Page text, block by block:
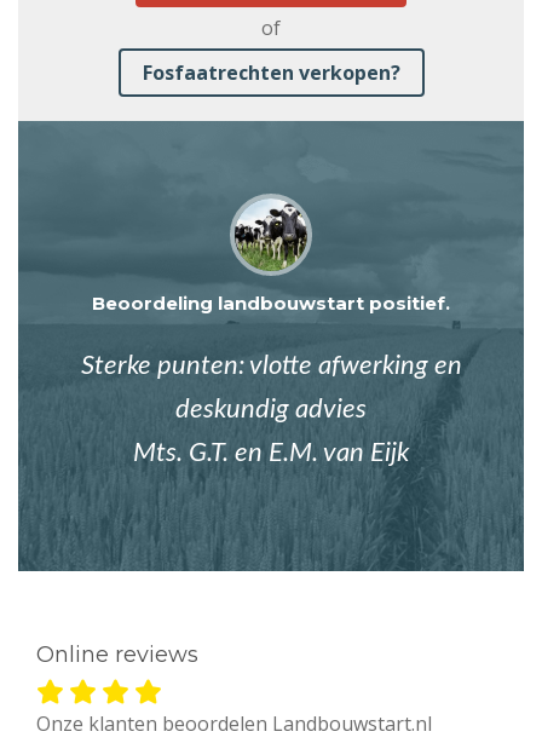
of
Fosfaatrechten verkopen?
Beoordeling landbouwstart positief.
Sterke punten: vlotte afwerking en
deskundig advies
Mts. G.T. en E.M. van Eijk
Online reviews
Onze klanten beoordelen Landbouwstart.nl